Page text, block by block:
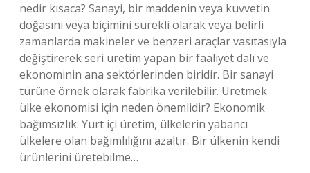
nedir kısaca? Sanayi, bir maddenin veya kuvvetin
doğasını veya biçimini sürekli olarak veya belirli
zamanlarda makineler ve benzeri araçlar vasıtasıyla
değiştirerek seri üretim yapan bir faaliyet dalı ve
ekonominin ana sektörlerinden biridir. Bir sanayi
türüne örnek olarak fabrika verilebilir. Üretmek
ülke ekonomisi için neden önemlidir? Ekonomik
bağımsızlık: Yurt içi üretim, ülkelerin yabancı
ülkelere olan bağımlılığını azaltır. Bir ülkenin kendi
ürünlerini üretebilme…